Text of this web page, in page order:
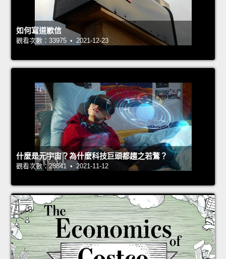
如何寫道歉信
觀看次數：33975 • 2021-12-23
什麼是元宇宙？為什麼科技巨頭都趨之若鶩？
觀看次數：28841 • 2021-11-12